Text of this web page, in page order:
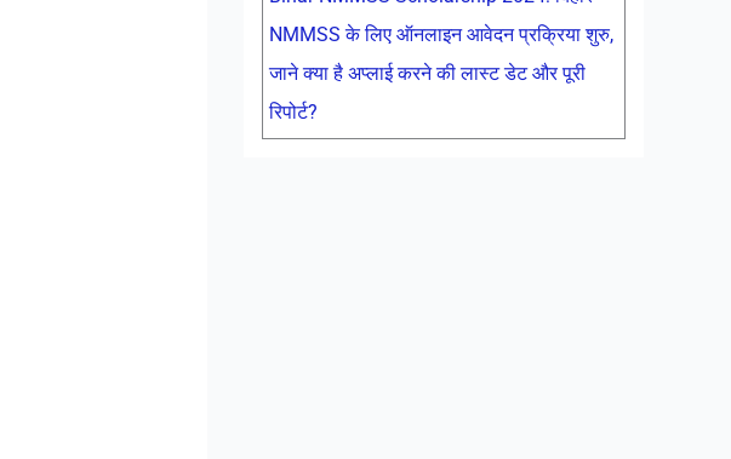
NMMSS के लिए ऑनलाइन आवेदन प्रक्रिया शुरु,
जाने क्या है अप्लाई करने की लास्ट डेट और पूरी
रिपोर्ट?